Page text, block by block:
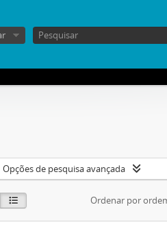
Opções de pesquisa avançada
Ordenar por